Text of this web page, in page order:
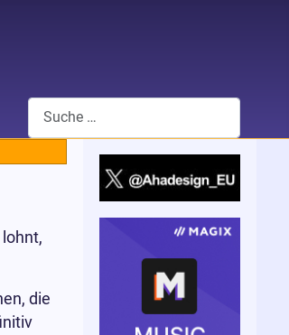
Suchen
die